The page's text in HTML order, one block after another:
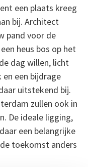
een plaats kreeg
bij. Architect
pand voor de
heus bos op het
dag willen, licht
een bijdrage
uitstekend bij.
zullen ook in
De ideale ligging,
een belangrijke
toekomst anders